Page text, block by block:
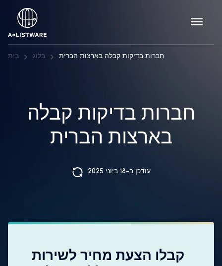
בַּיִת בלוג חברות בדיקות קבלה בארצות הברית
חברות בדיקות קבלה
בארצות הברית
עודכן ב-18 ביוני 2025
קבלו הצעת מחיר לשירות